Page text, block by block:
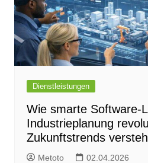
Dienstleistungen
Wie smarte Software-
Industrieplanung
Zukunftstrends
Metoto 02.04.2026